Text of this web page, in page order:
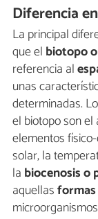
Diferencia
La principal
que el biotopo
referencia al
unas
determinadas.
el biotopo son el
elementos
solar, la
la biocenosis o
aquellas